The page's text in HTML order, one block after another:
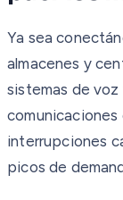
Ya sea
almacenes y
sistemas de voz
interrupciones
picos de